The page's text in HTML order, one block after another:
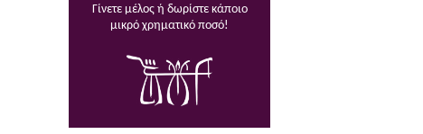
Γίνετε μέλος ή δωρίστε κάποιο
μικρό χρηματικό ποσό!